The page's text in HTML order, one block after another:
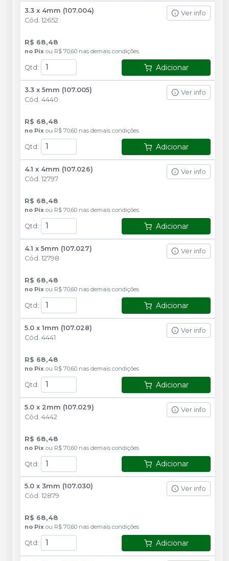
3.3 x 4mm (107.004)
Cód. 12652
Ver info
R$ 68,48
no Pix ou R$ 70,60 nas demais condições
Qtd : Adicionar
3.3 x 5mm (107.005)
Cód. 4440
Ver info
R$ 68,48
no Pix ou R$ 70,60 nas demais condições
Qtd : Adicionar
4.1 x 4mm (107.026)
Cód. 12797
Ver info
R$ 68,48
no Pix ou R$ 70,60 nas demais condições
Qtd : Adicionar
4.1 x 5mm (107.027)
Cód. 12798
Ver info
R$ 68,48
no Pix ou R$ 70,60 nas demais condições
Qtd : Adicionar
5.0 x 1mm (107.028)
Cód. 4441
Ver info
R$ 68,48
no Pix ou R$ 70,60 nas demais condições
Qtd : Adicionar
5.0 x 2mm (107.029)
Cód. 4442
Ver info
R$ 68,48
no Pix ou R$ 70,60 nas demais condições
Qtd: Adicionar
5.0 x 3mm (107.030)
Cód. 12879
Ver info
R$ 68,48
no Pix ou R$ 70,60 nas demais condições
Qtd : Adicionar